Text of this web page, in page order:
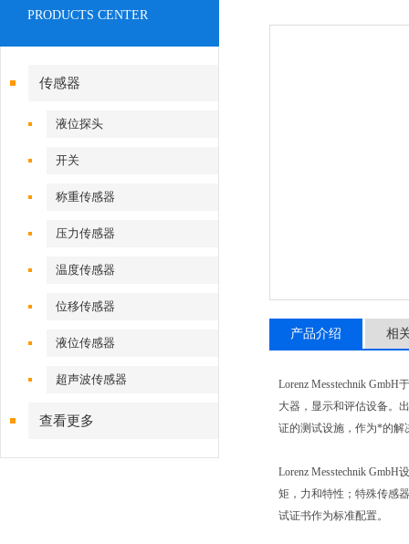
PRODUCTS CENTER
传感器
液位探头
开关
称重传感器
压力传感器
温度传感器
位移传感器
液位传感器
超声波传感器
查看更多
产品介绍 相
Lorenz Messtechnik GmbH于
大器，显示和评估设备。
证的测试设施，作为*的解
Lorenz Messtechnik GmbH
矩，力和特性；特殊传感
试证书作为标准配置。